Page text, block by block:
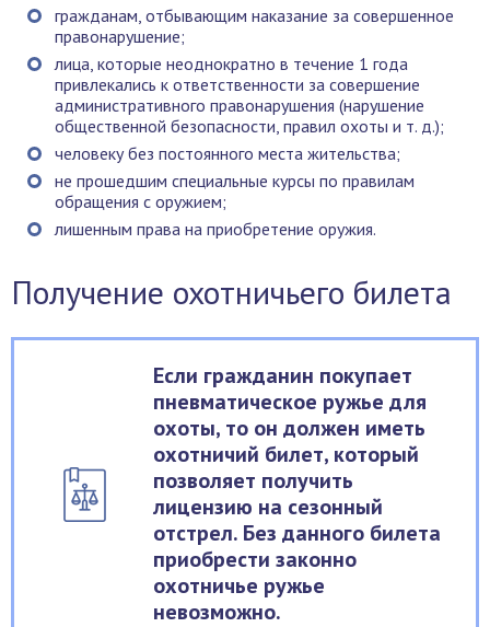
гражданам, отбывающим наказание за совершенное
правонарушение;
лица, которые неоднократно в течение 1 года
привлекались к ответственности за совершение
административного правонарушения (нарушение
общественной безопасности, правил охоты и т. д.);
человеку без постоянного места жительства;
не прошедшим специальные курсы по правилам
обращения с оружием;
лишенным права на приобретение оружия.
Получение охотничьего билета
Если гражданин покупает
пневматическое ружье для
охоты, то он должен иметь
охотничий билет, который
позволяет получить
лицензию на сезонный
отстрел. Без данного билета
приобрести законно
охотничье ружье
невозможно.